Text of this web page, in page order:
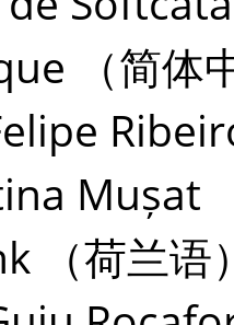
（简体
Mușat
（荷兰语